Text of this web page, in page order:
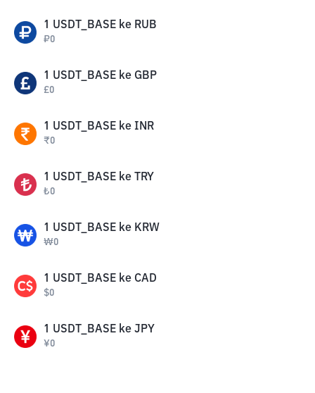
1 USDT_BASE ke RUB
₽0
1 USDT_BASE ke GBP
£0
1 USDT_BASE ke INR
₹0
1 USDT_BASE ke TRY
₺0
1 USDT_BASE ke KRW
₩0
1 USDT_BASE ke CAD
$0
1 USDT_BASE ke JPY
¥0